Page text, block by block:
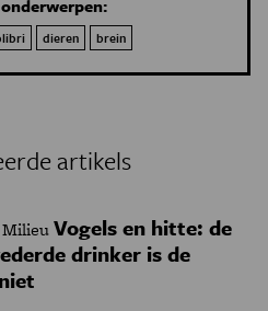
dieren brein
artikels
Vogels en hitte: de
drinker is de